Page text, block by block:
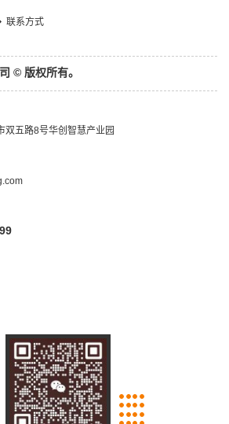
联系方式
© 版权所有。
双五路8号华创智慧产业园